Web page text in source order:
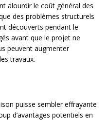
alourdir le coût général des
des problèmes structurels
découverts pendant le
avant que le projet ne
peuvent augmenter
travaux.
puisse sembler effrayante
d’avantages potentiels en